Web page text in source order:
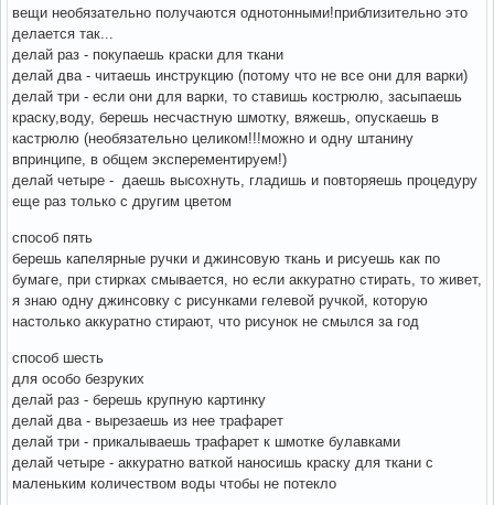
вещи необязательно получаются однотонными!приблизительно это
делается так...
делай раз - покупаешь краски для ткани
делай два - читаешь инструкцию (потому что не все они для варки)
делай три - если они для варки, то ставишь кострюлю, засыпаешь
краску,воду, берешь несчастную шмотку, вяжешь, опускаешь в
кастрюлю (необязательно целиком!!!можно и одну штанину
впринципе, в общем эксперементируем!)
делай четыре - даешь высохнуть, гладишь и повторяешь процедуру
еще раз только с другим цветом
способ пять
берешь капелярные ручки и джинсовую ткань и рисуешь как по
бумаге, при стирках смывается, но если аккуратно стирать, то живет,
я знаю одну джинсовку с рисунками гелевой ручкой, которую
настолько аккуратно стирают, что рисунок не смылся за год
способ шесть
для особо безруких
делай раз - берешь крупную картинку
делай два - вырезаешь из нее трафарет
делай три - прикалываешь трафарет к шмотке булавками
делай четыре - аккуратно ваткой наносишь краску для ткани с
маленьким количеством воды чтобы не потекло